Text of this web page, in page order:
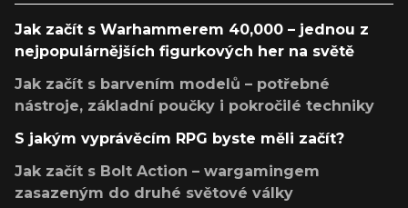
Jak začít s Warhammerem 40,000 – jednou z
nejpopulárnějších figurkových her na světě
Jak začít s barvením modelů – potřebné
nástroje, základní poučky i pokročilé techniky
S jakým vyprávěcím RPG byste měli začít?
Jak začít s Bolt Action – wargamingem
zasazeným do druhé světové války